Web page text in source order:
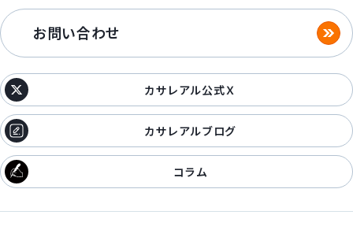
お問い合わせ
カサレアル公式Ｘ
カサレアルブログ
コラム